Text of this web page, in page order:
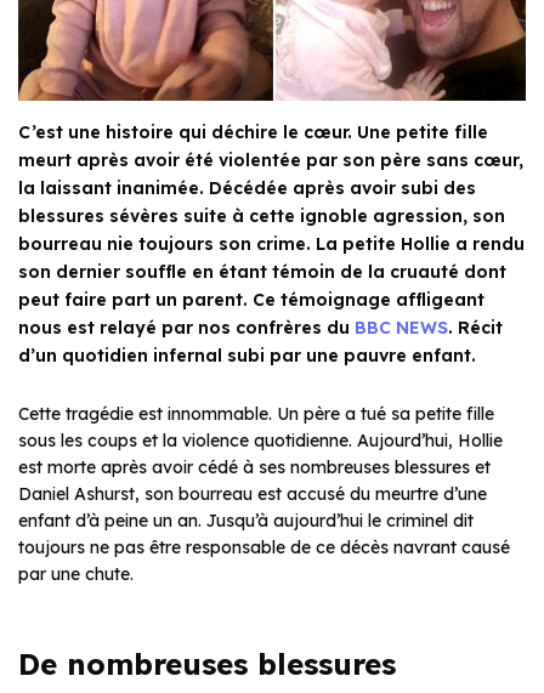
C’est une histoire qui déchire le cœur. Une petite fille
meurt après avoir été violentée par son père sans cœur,
la laissant inanimée. Décédée après avoir subi des
blessures sévères suite à cette ignoble agression, son
bourreau nie toujours son crime. La petite Hollie a rendu
son dernier souffle en étant témoin de la cruauté dont
peut faire part un parent. Ce témoignage affligeant
nous est relayé par nos confrères du BBC NEWS. Récit
d’un quotidien infernal subi par une pauvre enfant.
Cette tragédie est innommable. Un père a tué sa petite fille
sous les coups et la violence quotidienne. Aujourd’hui, Hollie
est morte après avoir cédé à ses nombreuses blessures et
Daniel Ashurst, son bourreau est accusé du meurtre d’une
enfant d’à peine un an. Jusqu’à aujourd’hui le criminel dit
toujours ne pas être responsable de ce décès navrant causé
par une chute.
De nombreuses blessures